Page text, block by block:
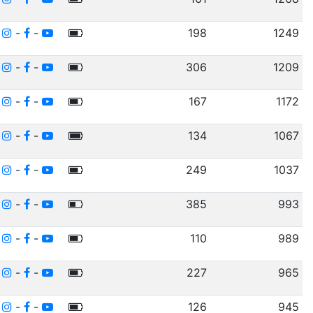
- - 198 1249
- - 306 1209
- - 167 1172
- - 134 1067
- - 249 1037
- - 385 993
- - 110 989
- - 227 965
- - 126 945